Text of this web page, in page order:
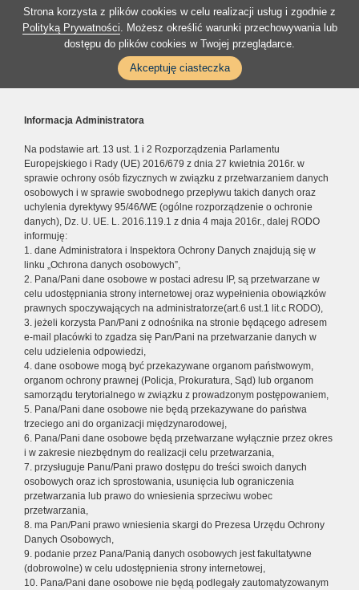
Strona korzysta z plików cookies w celu realizacji usług i zgodnie z
Polityką Prywatności. Możesz określić warunki przechowywania lub
dostępu do plików cookies w Twojej przeglądarce.
Akceptuję ciasteczka
Informacja Administratora
Na podstawie art. 13 ust. 1 i 2 Rozporządzenia Parlamentu
Europejskiego i Rady (UE) 2016/679 z dnia 27 kwietnia 2016r. w
sprawie ochrony osób fizycznych w związku z przetwarzaniem danych
osobowych i w sprawie swobodnego przepływu takich danych oraz
uchylenia dyrektywy 95/46/WE (ogólne rozporządzenie o ochronie
danych), Dz. U. UE. L. 2016.119.1 z dnia 4 maja 2016r., dalej RODO
informuję:
1. dane Administratora i Inspektora Ochrony Danych znajdują się w
linku „Ochrona danych osobowych”,
2. Pana/Pani dane osobowe w postaci adresu IP, są przetwarzane w
celu udostępniania strony internetowej oraz wypełnienia obowiązków
prawnych spoczywających na administratorze(art.6 ust.1 lit.c RODO),
3. jeżeli korzysta Pan/Pani z odnośnika na stronie będącego adresem
e-mail placówki to zgadza się Pan/Pani na przetwarzanie danych w
celu udzielenia odpowiedzi,
4. dane osobowe mogą być przekazywane organom państwowym,
organom ochrony prawnej (Policja, Prokuratura, Sąd) lub organom
samorządu terytorialnego w związku z prowadzonym postępowaniem,
5. Pana/Pani dane osobowe nie będą przekazywane do państwa
trzeciego ani do organizacji międzynarodowej,
6. Pana/Pani dane osobowe będą przetwarzane wyłącznie przez okres
i w zakresie niezbędnym do realizacji celu przetwarzania,
7. przysługuje Panu/Pani prawo dostępu do treści swoich danych
osobowych oraz ich sprostowania, usunięcia lub ograniczenia
przetwarzania lub prawo do wniesienia sprzeciwu wobec
przetwarzania,
8. ma Pan/Pani prawo wniesienia skargi do Prezesa Urzędu Ochrony
Danych Osobowych,
9. podanie przez Pana/Panią danych osobowych jest fakultatywne
(dobrowolne) w celu udostępnienia strony internetowej,
10. Pana/Pani dane osobowe nie będą podlegały zautomatyzowanym